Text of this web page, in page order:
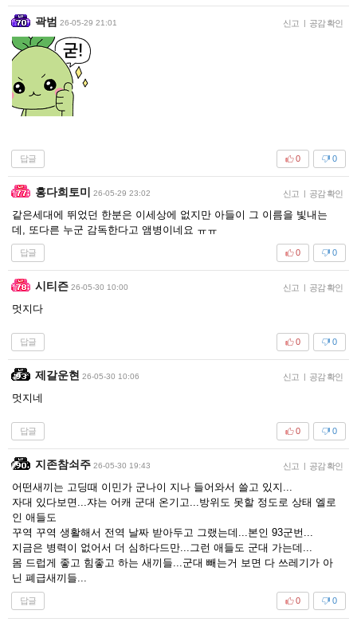
곽범 26-05-29 21:01 신고 | 공감 확인
답글 0
0
홍다희토미 26-05-29 23:02 신고 | 공감 확인
같은세대에 뛰었던 한분은 이세상에 없지만 아들이 그 이름을 빛내는
데, 또다른 누군 감독한다고 앰병이네요 ㅠㅠ
답글 0
0
시티즌 26-05-30 10:00 신고 | 공감 확인
멋지다
답글 0
0
제갈운현 26-05-30 10:06 신고 | 공감 확인
멋지네
답글 0
0
지존참쇠주 26-05-30 19:43 신고 | 공감 확인
어떤새끼는 고딩때 이민가 군나이 지나 들어와서 쓸고 있지...
자대 있다보면...쟈는 어캐 군대 온기고...방위도 못할 정도로 상태 엘로
인 애들도
꾸역 꾸역 생활해서 전역 날짜 받아두고 그랬는데...본인 93군번...
지금은 병력이 없어서 더 심하다드만...그런 애들도 군대 가는데...
몸 드럽게 좋고 힘좋고 하는 새끼들...군대 빼는거 보면 다 쓰레기가 아
닌 폐급새끼들...
답글 0
0